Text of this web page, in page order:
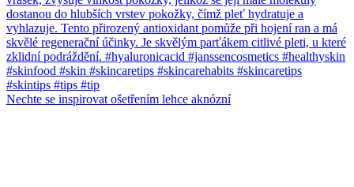
Nechte se inspirovat ošetřením lehce aknózní